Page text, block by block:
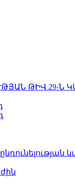
ԹԻՎ 29-Ն